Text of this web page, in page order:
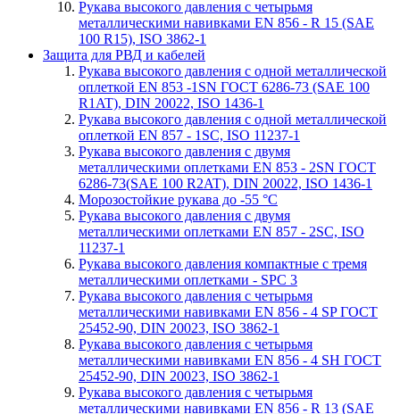
Рукава высокого давления с четырьмя
металлическими навивками EN 856 - R 15 (SAE
100 R15), ISO 3862-1
Защита для РВД и кабелей
Рукава высокого давления с одной металлической
оплеткой EN 853 -1SN ГОСТ 6286-73 (SAE 100
R1AT), DIN 20022, ISO 1436-1
Рукава высокого давления с одной металлической
оплеткой EN 857 - 1SС, ISO 11237-1
Рукава высокого давления с двумя
металлическими оплетками EN 853 - 2SN ГОСТ
6286-73(SAE 100 R2AT), DIN 20022, ISO 1436-1
Морозостойкие рукава до -55 °С
Рукава высокого давления с двумя
металлическими оплетками EN 857 - 2SС, ISO
11237-1
Рукава высокого давления компактные с тремя
металлическими оплетками - SPC 3
Рукава высокого давления с четырьмя
металлическими навивками EN 856 - 4 SP ГОСТ
25452-90, DIN 20023, ISO 3862-1
Рукава высокого давления с четырьмя
металлическими навивками EN 856 - 4 SH ГОСТ
25452-90, DIN 20023, ISO 3862-1
Рукава высокого давления с четырьмя
металлическими навивками EN 856 - R 13 (SAE